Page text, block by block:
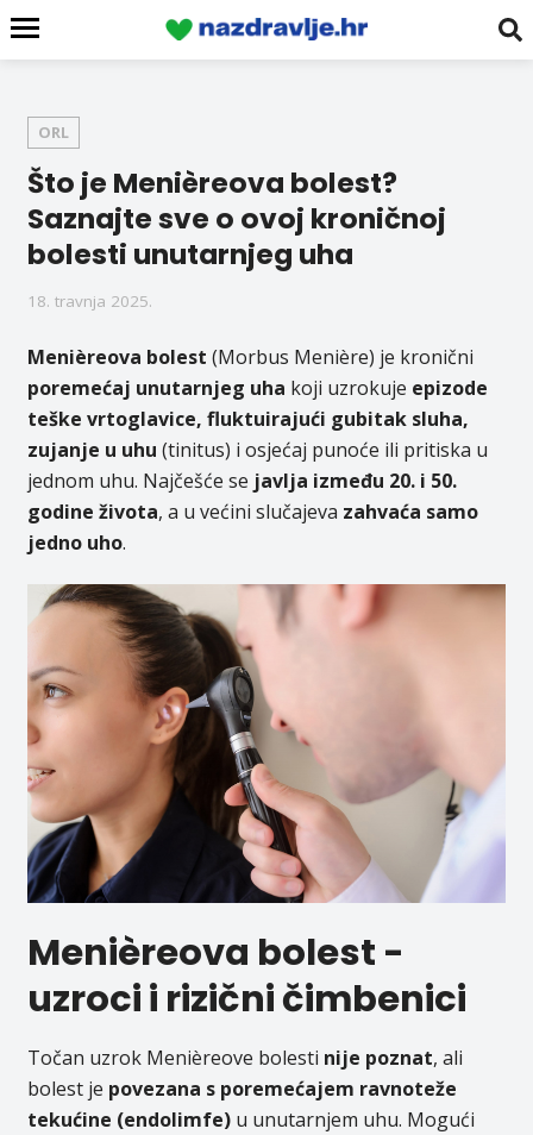
ORL
Što je Menièreova bolest?
Saznajte sve o ovoj kroničnoj
bolesti unutarnjeg uha
18. travnja 2025.
Menièreova bolest (Morbus Menière) je kronični
poremećaj unutarnjeg uha koji uzrokuje epizode
teške vrtoglavice, fluktuirajući gubitak sluha,
zujanje u uhu (tinitus) i osjećaj punoće ili pritiska u
jednom uhu. Najčešće se javlja između 20. i 50.
godine života, a u većini slučajeva zahvaća samo
jedno uho.
Menièreova bolest -
uzroci i rizični čimbenici
Točan uzrok Menièreove bolesti nije poznat, ali
bolest je povezana s poremećajem ravnoteže
tekućine (endolimfe)u unutarnjem uhu. Mogući